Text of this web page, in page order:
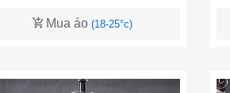
Mua áo(18-25°c)